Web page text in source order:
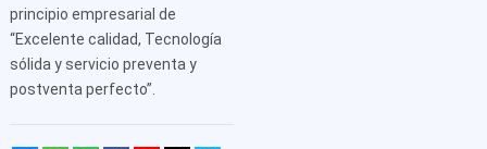
principio empresarial de
“Excelente calidad, Tecnología
sólida y servicio preventa y
postventa perfecto”.